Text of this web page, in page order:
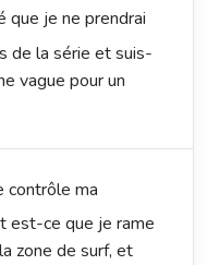
que je ne prendrai
de la série et suis-
vague pour un
contrôle ma
est-ce que je rame
zone de surf, et